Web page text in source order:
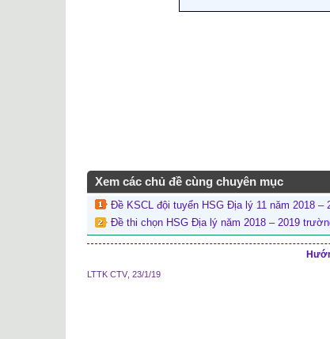
Xem các chủ đề cùng chuyên mục
Đề KSCL đội tuyển HSG Địa lý 11 năm 2018
Đề thi chọn HSG Địa lý năm 2018 – 2019
LTTK CTV 23/1/19